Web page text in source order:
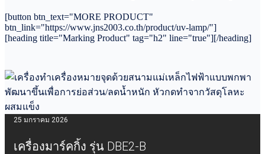
[button btn_text="MORE PRODUCT"
btn_link="https://www.jns2003.co.th/product/uv-lamp/"]
[heading title="Marking Product" tag="h2" line="true"][/heading]
25 มกราคม 2026
เครื่องมาร์คกิ้ง รุ่น DBE2-B